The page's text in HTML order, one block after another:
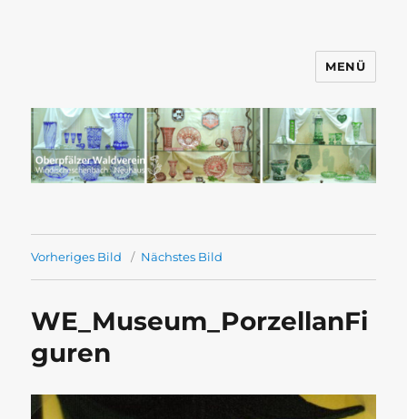
Windischeschenbach-Neuhaus
MENÜ
Vorheriges Bild Nächstes Bild
WE_Museum_PorzellanFi
guren